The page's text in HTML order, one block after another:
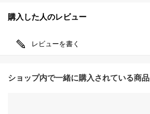
購入した人のレビュー
レビューを書く
ショップ内で一緒に購入されている商品